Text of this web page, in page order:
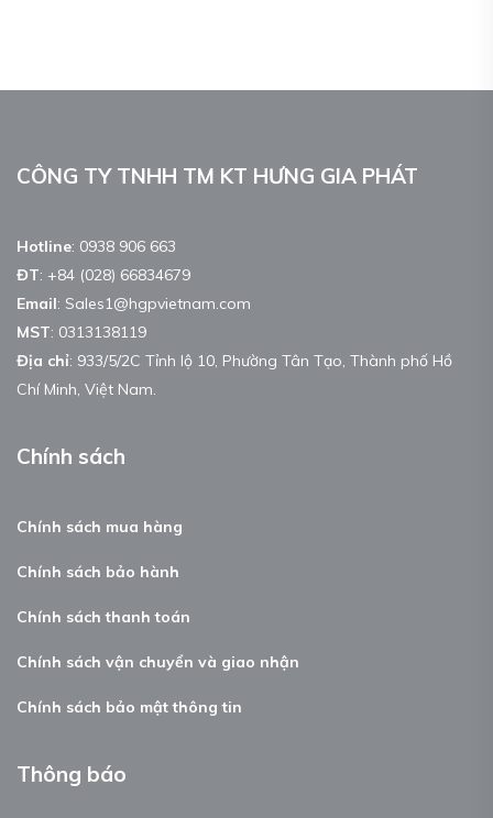
CÔNG TY TNHH TM KT HƯNG GIA PHÁT
Hotline: 0938 906 663
ĐT: +84 (028) 66834679
Email: Sales1@hgpvietnam.com
MST: 0313138119
Địa chỉ: 933/5/2C Tỉnh lộ 10, Phường Tân Tạo, Thành phố Hồ
Chí Minh, Việt Nam.
Chính sách
Chính sách mua hàng
Chính sách bảo hành
Chính sách thanh toán
Chính sách vận chuyển và giao nhận
Chính sách bảo mật thông tin
Thông báo